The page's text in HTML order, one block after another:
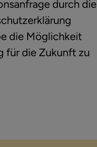
durch die
die Möglichkeit
für die Zukunft zu